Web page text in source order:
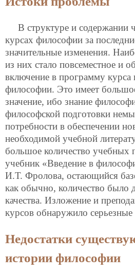
В структуре и содержании
курсах философии за
значительные изменения.
из них стало повсеместное и
включение в программу курса
философии. Это имеет
значение, ибо знание
философской подготовки
потребности в обеспечении
необходимой учебной
большое количество учебных
учебник «Введение в
И.Т. Фролова, остающийся
как обычно, количество было
качества. Изложение и
курсов обнаружило
Недостатки
истории философии